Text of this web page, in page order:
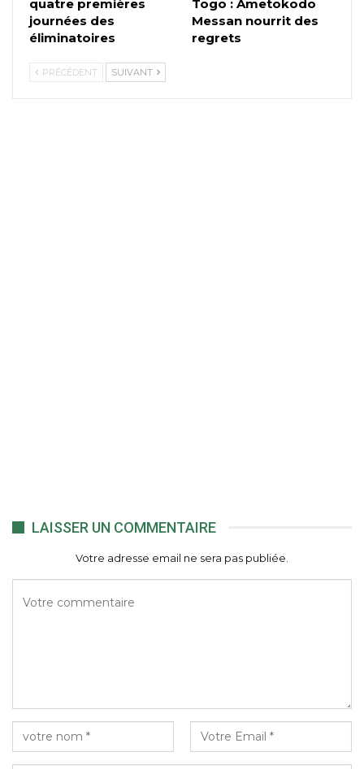
quatre premières
journées des
éliminatoires
Togo : Ametokodo
Messan nourrit des
regrets
PRÉCÉDENT SUIVANT
LAISSER UN COMMENTAIRE
Votre adresse email ne sera pas publiée.